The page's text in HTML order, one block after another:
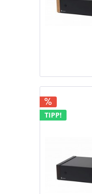
TIPP!